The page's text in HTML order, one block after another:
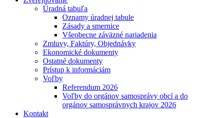
Úradná tabuľa
Oznamy úradnej tabule
Zásady a smernice
Všeobecne záväzné nariadenia
Zmluvy, Faktúry, Objednávky
Ekonomické dokumenty
Ostatné dokumenty
Prístup k informáciám
Voľby
Referendum 2026
Voľby do orgánov samosprávy obcí a do
orgánov samosprávnych krajov 2026
Kontakt